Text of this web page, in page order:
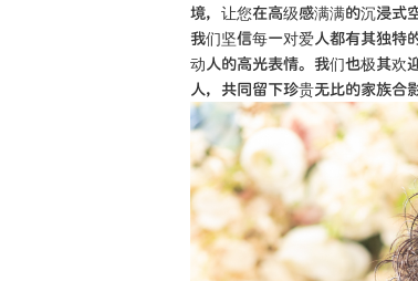
境，让您在高级感满满的沉浸式
我们坚信每一对爱人都有其独特
动人的高光表情。我们也极其欢
人，共同留下珍贵无比的家族合影